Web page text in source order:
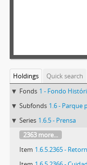
Holdings
Quick search
Fonds 1 - Fondo
Subfonds 1.6 - Parque
Series 1.6.5 - Prensa
2363 more...
Item 1.6.5.2365 -